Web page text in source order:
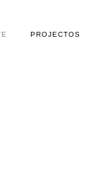
PROJECTOS